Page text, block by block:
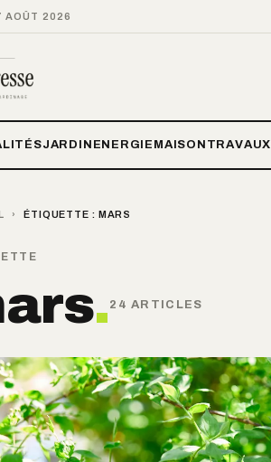
AOÛT 2026
JARDIN ENERGIE MAISON TRAVAUX
› ÉTIQUETTE : MARS
. 24 ARTICLES